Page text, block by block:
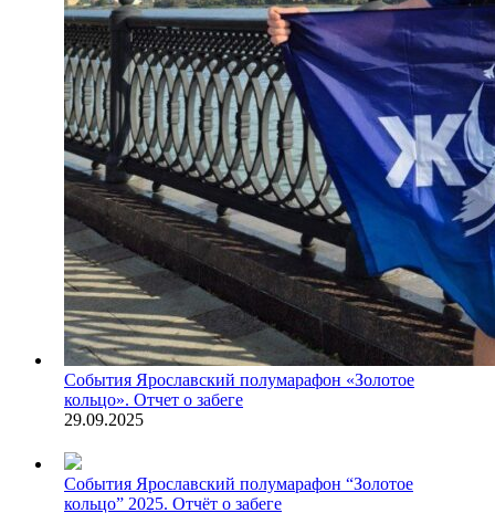
События Ярославский полумарафон «Золотое
кольцо». Отчет о забеге
29.09.2025
События Ярославский полумарафон “Золотое
кольцо” 2025. Отчёт о забеге